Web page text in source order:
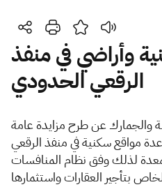
Search
Search Search AI
Suggestions
Zakat Customs
Real Estate Transactions
وأراضي في منفذ
الرقعي الحدودي
والجمارك عن طرح مزايدة عامة
عدة مواقع سكنية في منفذ الرقعي
لذلك وفق نظام المنافسات